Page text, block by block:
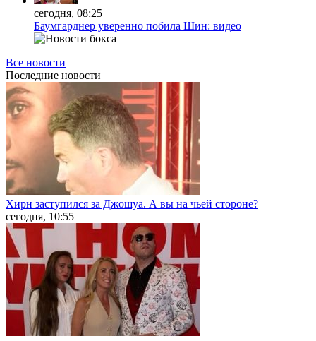
сегодня, 08:25
Баумгарднер уверенно побила Шин: видео
Все новости
Последние новости
Хирн заступился за Джошуа. А вы на чьей стороне?
сегодня, 10:55